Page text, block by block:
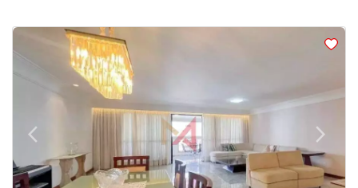
arrow_back_iosPrevious arrow_forward_ios
Next